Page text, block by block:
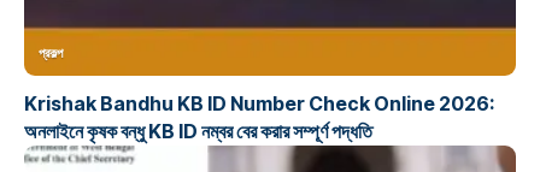
প্রকল্প
Krishak Bandhu KB ID Number Check Online 2026:
অনলাইনে কৃষক বন্ধু KB ID নম্বর বের করার সম্পূর্ণ পদ্ধতি